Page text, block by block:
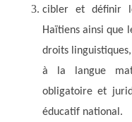
cibler et définir
Haïtiens ainsi que
droits
à la langue
obligatoire et
éducatif national.